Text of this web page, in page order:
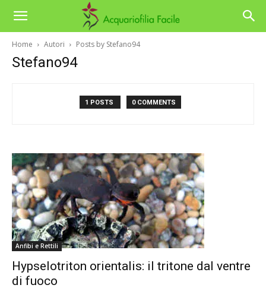
Home Autori Posts by Stefano94
Stefano94
1 POSTS 0 COMMENTS
Anfibi e Rettili
Hypselotriton orientalis: il tritone dal ventre
di fuoco